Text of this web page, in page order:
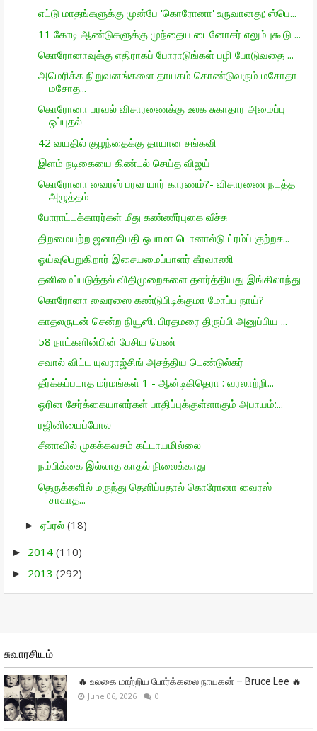
எட்டு மாதங்களுக்கு முன்பே 'கொரோனா' உருவானது; ஸ்பெ...
11 கோடி ஆண்டுகளுக்கு முந்தைய டைனோசர் எலும்புகூடு ...
கொரோனாவுக்கு எதிராகப் போராடுங்கள் பழி போடுவதை ...
அமெரிக்க நிறுவனங்களை தாயகம் கொண்டுவரும் மசோதா
மசோத...
கொரோனா பரவல் விசாரணைக்கு உலக சுகாதார அமைப்பு
ஒப்புதல்
42 வயதில் குழந்தைக்கு தாயான சங்கவி
இளம் நடிகையை கிண்டல் செய்த விஜய்
கொரோனா வைரஸ் பரவ யார் காரணம்?- விசாரணை நடத்த
அழுத்தம்
போராட்டக்காரர்கள் மீது கண்ணீர்புகை வீச்சு
திறமையற்ற ஜனாதிபதி ஒபாமா டொனால்டு ட்ரம்ப் குற்றச...
ஓய்வுபெறுகிறார் இசையமைப்பாளர் கீரவாணி
தனிமைப்படுத்தல் விதிமுறைகளை தளர்த்தியது இங்கிலாந்து
கொரோனா வைரஸை கண்டுபிடிக்குமா மோப்ப நாய்?
காதலருடன் சென்ற நியூஸி. பிரதமரை திருப்பி அனுப்பிய ...
58 நாட்களின்பின் பேசிய பெண்
சவால் விட்ட யுவராஜ்சிங் அசத்திய டெண்டுல்கர்
தீர்க்கப்படாத மர்மங்கள் 1 - ஆன்டிகிதெரா : வரலாற்றி...
ஓரின சேர்க்கையாளர்கள் பாதிப்புக்குள்ளாகும் அபாயம்:...
ரஜினியைப்போல
சீனாவில் முகக்கவசம் கட்டாயமில்லை
நம்பிக்கை இல்லாத காதல் நிலைக்காது
தெருக்களில் மருந்து தெளிப்பதால் கொரோனா வைரஸ்
சாகாத...
► ஏப்ரல் (18)
► 2014 (110)
► 2013 (292)
சுவாரசியம்
🔥 உலகை மாற்றிய போர்க்கலை நாயகன் – Bruce Lee 🔥
June 06, 2026 0